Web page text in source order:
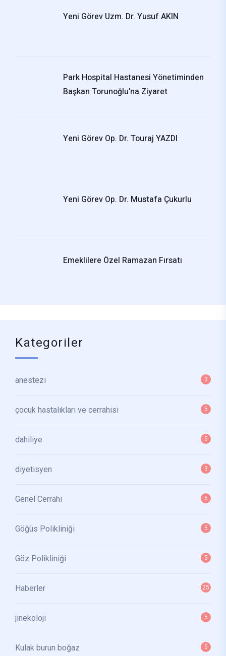
Yeni Görev Uzm. Dr. Yusuf AKIN
Park Hospital Hastanesi Yönetiminden
Başkan Torunoğlu’na Ziyaret
Yeni Görev Op. Dr. Touraj YAZDI
Yeni Görev Op. Dr. Mustafa Çukurlu
Emeklilere Özel Ramazan Fırsatı
Kategoriler
anestezi 3
çocuk hastalıkları ve cerrahisi 5
dahiliye 5
diyetisyen 3
Genel Cerrahi 5
Göğüs Polikliniği 5
Göz Polikliniği 5
Haberler 25
jinekoloji 5
Kulak burun boğaz 5